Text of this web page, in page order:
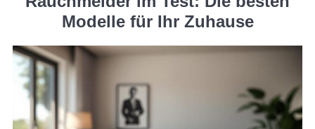
Modelle für Ihr Zuhause